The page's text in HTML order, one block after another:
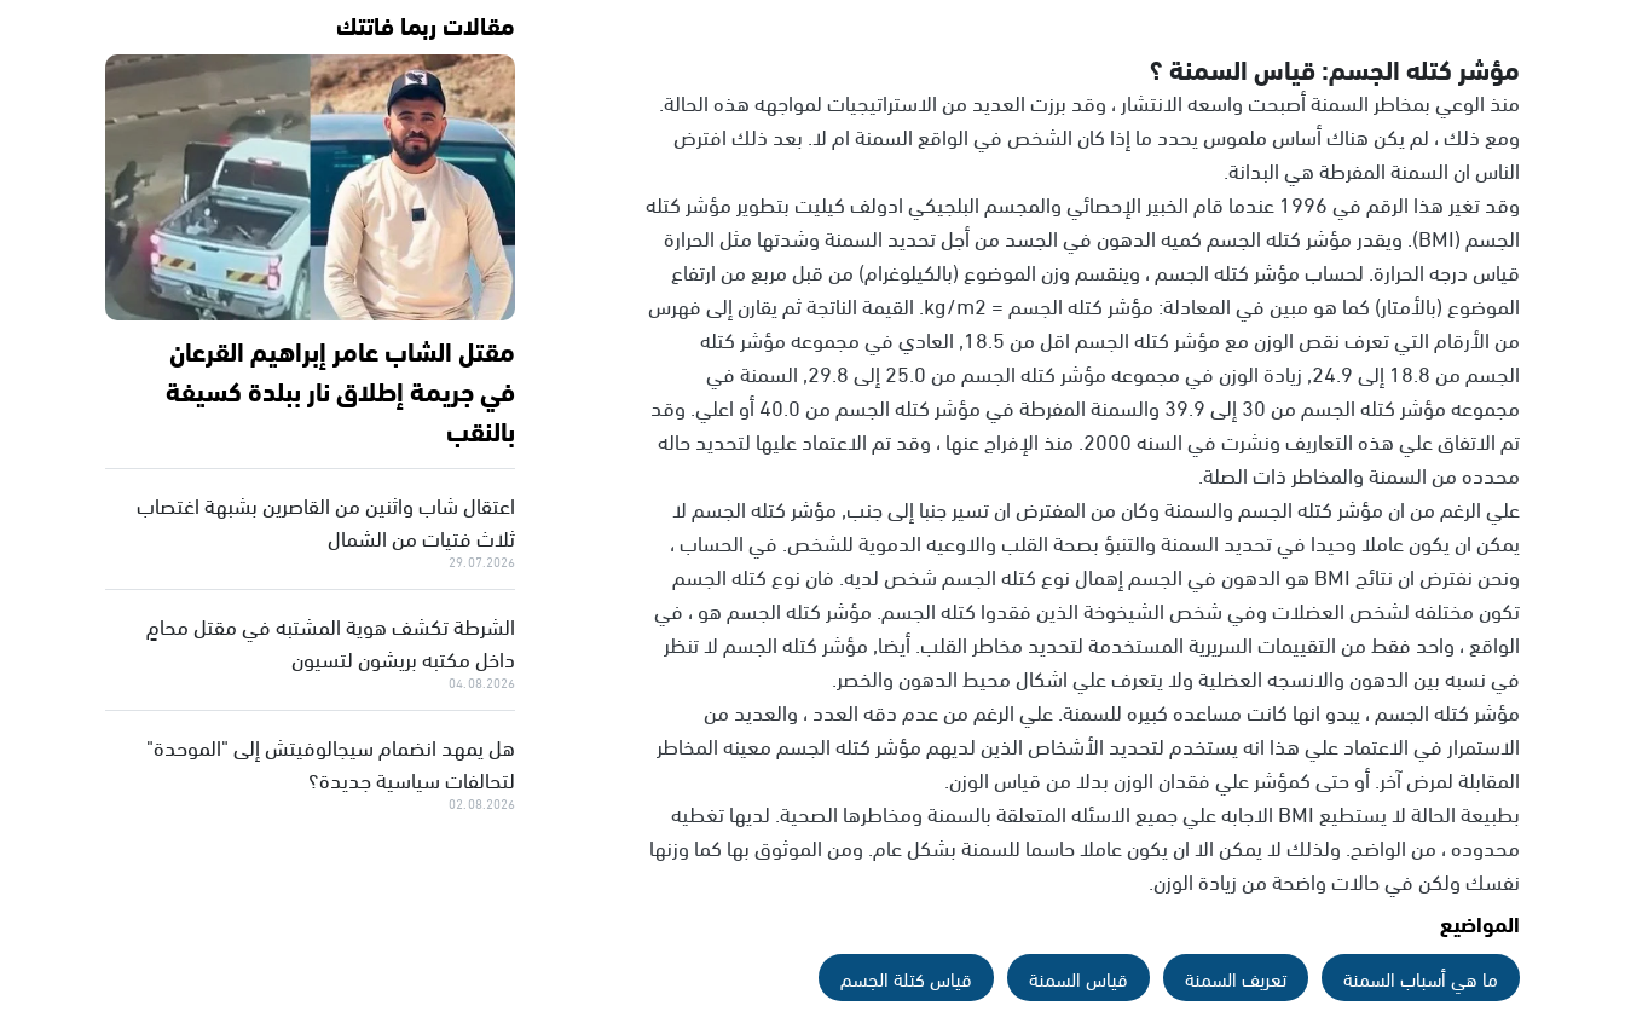
مؤشر كتله الجسم: قياس السمنة ؟
منذ الوعي بمخاطر السمنة أصبحت واسعه الانتشار ، وقد برزت العديد من الاستراتيجيات لمواجهه هذه الحالة.
ومع ذلك ، لم يكن هناك أساس ملموس يحدد ما إذا كان الشخص في الواقع السمنة ام لا. بعد ذلك افترض
الناس ان السمنة المفرطة هي البدانة.
وقد تغير هذا الرقم في 1996 عندما قام الخبير الإحصائي والمجسم البلجيكي ادولف كيليت بتطوير مؤشر كتله
الجسم (BMI). ويقدر مؤشر كتله الجسم كميه الدهون في الجسد من أجل تحديد السمنة وشدتها مثل الحرارة
قياس درجه الحرارة. لحساب مؤشر كتله الجسم ، وينقسم وزن الموضوع (بالكيلوغرام) من قبل مربع من ارتفاع
الموضوع (بالأمتار) كما هو مبين في المعادلة: مؤشر كتله الجسم = kg/m2. القيمة الناتجة ثم يقارن إلى فهرس
من الأرقام التي تعرف نقص الوزن مع مؤشر كتله الجسم اقل من 18.5, العادي في مجموعه مؤشر كتله
الجسم من 18.8 إلى 24.9, زيادة الوزن في مجموعه مؤشر كتله الجسم من 25.0 إلى 29.8, السمنة في
مجموعه مؤشر كتله الجسم من 30 إلى 39.9 والسمنة المفرطة في مؤشر كتله الجسم من 40.0 أو اعلي. وقد
تم الاتفاق علي هذه التعاريف ونشرت في السنه 2000. منذ الإفراج عنها ، وقد تم الاعتماد عليها لتحديد حاله
محدده من السمنة والمخاطر ذات الصلة.
علي الرغم من ان مؤشر كتله الجسم والسمنة وكان من المفترض ان تسير جنبا إلى جنب, مؤشر كتله الجسم لا
يمكن ان يكون عاملا وحيدا في تحديد السمنة والتنبؤ بصحة القلب والاوعيه الدموية للشخص. في الحساب ،
ونحن نفترض ان نتائج BMI هو الدهون في الجسم إهمال نوع كتله الجسم شخص لديه. فان نوع كتله الجسم
تكون مختلفه لشخص العضلات وفي شخص الشيخوخة الذين فقدوا كتله الجسم. مؤشر كتله الجسم هو ، في
الواقع ، واحد فقط من التقييمات السريرية المستخدمة لتحديد مخاطر القلب. أيضا, مؤشر كتله الجسم لا تنظر
في نسبه بين الدهون والانسجه العضلية ولا يتعرف علي اشكال محيط الدهون والخصر.
مؤشر كتله الجسم ، يبدو انها كانت مساعده كبيره للسمنة. علي الرغم من عدم دقه العدد ، والعديد من
الاستمرار في الاعتماد علي هذا انه يستخدم لتحديد الأشخاص الذين لديهم مؤشر كتله الجسم معينه المخاطر
المقابلة لمرض آخر. أو حتى كمؤشر علي فقدان الوزن بدلا من قياس الوزن.
بطبيعة الحالة لا يستطيع BMI الاجابه علي جميع الاسئله المتعلقة بالسمنة ومخاطرها الصحية. لديها تغطيه
محدوده ، من الواضح. ولذلك لا يمكن الا ان يكون عاملا حاسما للسمنة بشكل عام. ومن الموثوق بها كما وزنها
نفسك ولكن في حالات واضحة من زيادة الوزن.
المواضيع
ما هي أسباب السمنة تعريف السمنة قياس السمنة قياس كتلة الجسم
مقالات ربما فاتتك
مقتل الشاب عامر إبراهيم القرعان
في جريمة إطلاق نار ببلدة كسيفة
بالنقب
اعتقال شاب واثنين من القاصرين بشبهة اغتصاب
ثلاث فتيات من الشمال
29.07.2026
الشرطة تكشف هوية المشتبه في مقتل محامٍ
داخل مكتبه بريشون لتسيون
04.08.2026
هل يمهد انضمام سيجالوفيتش إلى "الموحدة"
لتحالفات سياسية جديدة؟
02.08.2026